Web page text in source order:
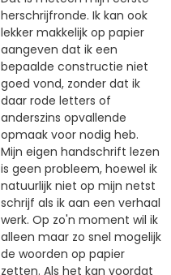
herschrijfronde. Ik kan ook
lekker makkelijk op papier
aangeven dat ik een
bepaalde constructie niet
goed vond, zonder dat ik
daar rode letters of
anderszins opvallende
opmaak voor nodig heb.
Mijn eigen handschrift lezen
is geen probleem, hoewel ik
natuurlijk niet op mijn netst
schrijf als ik aan een verhaal
werk. Op zo'n moment wil ik
alleen maar zo snel mogelijk
de woorden op papier
zetten. Als het kan voordat